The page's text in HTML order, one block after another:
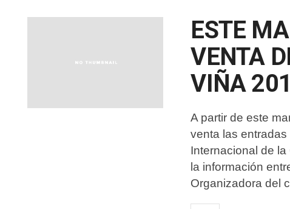
ESTE
VENTA
VIÑA
A partir de este
venta las entradas
Internacional de
la información
Organizadora del